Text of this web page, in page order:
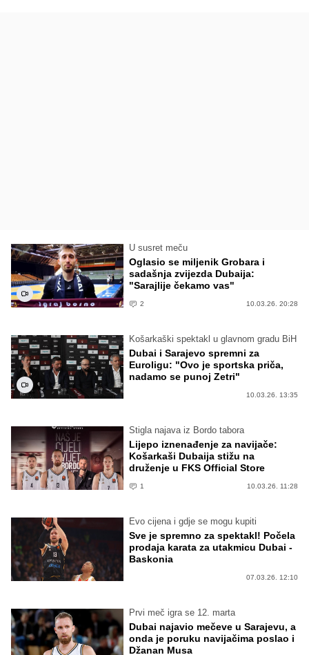
U susret meču
Oglasio se miljenik Grobara i
sadašnja zvijezda Dubaija:
"Sarajlije čekamo vas"
2 10.03.26. 20:28
Košarkaški spektakl u glavnom gradu BiH
Dubai i Sarajevo spremni za
Euroligu: "Ovo je sportska priča,
nadamo se punoj Zetri"
10.03.26. 13:35
Stigla najava iz Bordo tabora
Lijepo iznenađenje za navijače:
Košarkaši Dubaija stižu na
druženje u FKS Official Store
1 10.03.26. 11:28
Evo cijena i gdje se mogu kupiti
Sve je spremno za spektakl! Počela
prodaja karata za utakmicu Dubai -
Baskonia
07.03.26. 12:10
Prvi meč igra se 12. marta
Dubai najavio mečeve u Sarajevu, a
onda je poruku navijačima poslao i
Džanan Musa